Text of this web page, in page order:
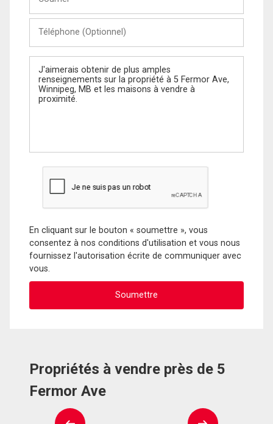
(Optionnel)
Message
En cliquant sur le bouton « soumettre », vous
consentez à nos conditions d'utilisation et vous nous
fournissez l'autorisation écrite de communiquer avec
vous.
Propriétés à vendre près de 5
Fermor Ave